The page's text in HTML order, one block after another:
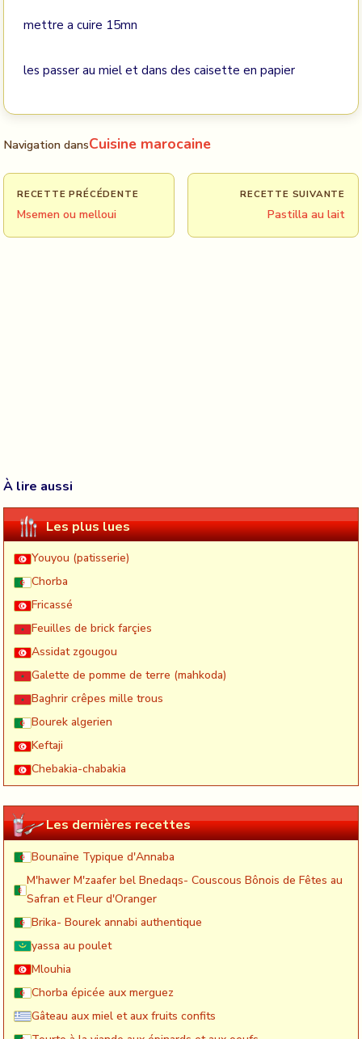
mettre a cuire 15mn
les passer au miel et dans des caisette en papier
Navigation dansCuisine marocaine
RECETTE PRÉCÉDENTE
Msemen ou melloui
RECETTE SUIVANTE
Pastilla au lait
À lire aussi
Les plus lues
Youyou (patisserie)
Chorba
Fricassé
Feuilles de brick farçies
Assidat zgougou
Galette de pomme de terre (mahkoda)
Baghrir crêpes mille trous
Bourek algerien
Keftaji
Chebakia-chabakia
Les dernières recettes
Bounaïne Typique d'Annaba
M'hawer M'zaafer bel Bnedaqs- Couscous Bônois de Fêtes au
Safran et Fleur d'Oranger
Brika- Bourek annabi authentique
yassa au poulet
Mlouhia
Chorba épicée aux merguez
Gâteau aux miel et aux fruits confits